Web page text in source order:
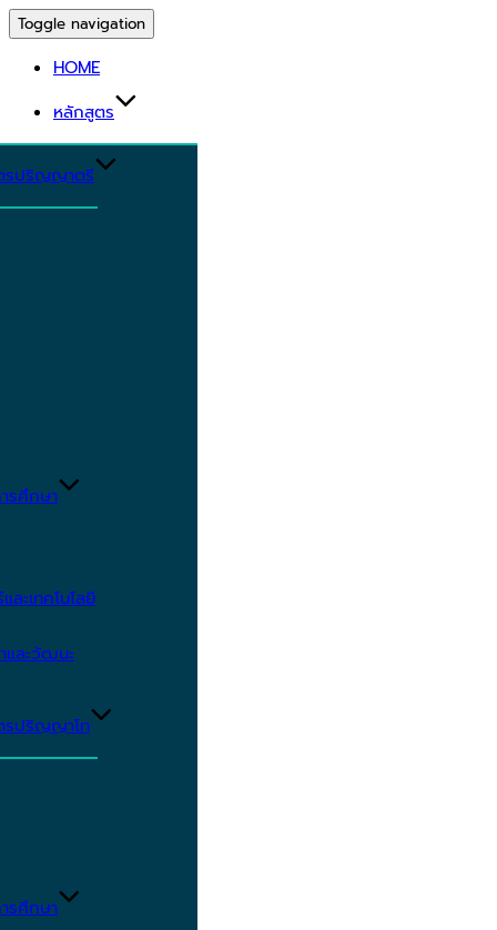
Toggle navigation
HOME
หลักสูตร
รปริญญาตรี
รศึกษา
ะเทคโนโลยี
และวัฒนะ
รปริญญาโท
รศึกษา